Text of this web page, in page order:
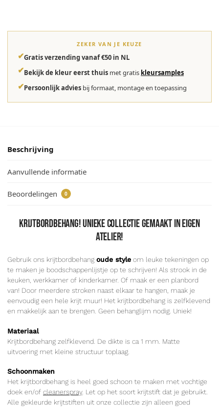
ZEKER VAN JE KEUZE
✔Gratis verzending vanaf €50 in NL
✔Bekijk de kleur eerst thuis met gratis kleursamples
✔Persoonlijk advies bij formaat, montage en toepassing
Beschrijving
Aanvullende informatie
Beoordelingen 0
Krijtbordbehang! Unieke collectie gemaakt in eigen
atelier!
Gebruik ons krijtbordbehang oude style om leuke tekeningen op
te maken je boodschappenlijstje op te schrijven! Als strook in de
keuken, werkkamer of kinderkamer. Of maak er een planbord
van! Door meerdere stroken naast elkaar te hangen, maak je
eenvoudig een hele krijt muur! Het krijtbordbehang is zelfklevend
en makkelijk aan te brengen. Geen behanglijm nodig. Uniek!
Materiaal
Krijtbordbehang zelfklevend. De dikte is ca 1 mm. Matte
uitvoering met kleine structuur toplaag.
Schoonmaken
Het krijtbordbehang is heel goed schoon te maken met vochtige
doek en/of cleanerspray. Let op het soort krijtstift dat je gebruikt.
Alle gekleurde krijtstiften uit onze collectie zijn alleen goed